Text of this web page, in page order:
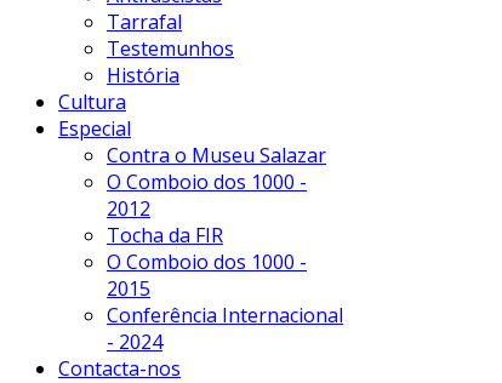
Tarrafal
Testemunhos
História
Cultura
Especial
Contra o Museu Salazar
O Comboio dos 1000 -
2012
Tocha da FIR
O Comboio dos 1000 -
2015
Conferência Internacional
- 2024
Contacta-nos